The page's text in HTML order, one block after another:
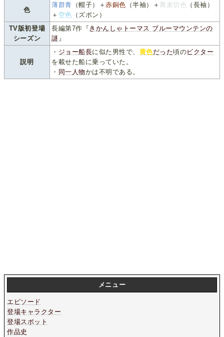
色
薄群青 （帽子）＋赤銅色 （半袖）＋ 蕎麦切色
（長袖）
＋ 空色 （ズボン）
TV版初登場
シーズン
長編第7作『 きかんしゃトーマス ブルーマウンテンの
謎 』
説明
・ ジョー船長に似た男性で、 黄色だった頃のビクター
を載せた船に乗っていた。
・ 同一人物かは不明である。
メニュー
エピソード
登場キャラクター
登場スポット
作品史